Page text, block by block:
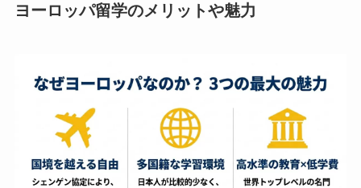
ヨーロッパ留学のメリットや魅力